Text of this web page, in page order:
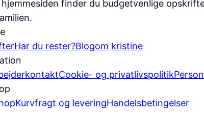
hjemmesiden finder du budgetvenlige
Har du rester?Blogom kristine
kontaktCookie- og privatlivspolitik
Kurvfragt og leveringHandelsbetingelser